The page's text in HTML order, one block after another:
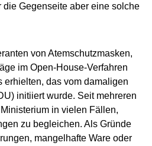
die Gegenseite aber eine solche
von Atemschutzmasken,
im Open-House-Verfahren
erhielten, das vom damaligen
initiiert wurde. Seit mehreren
in vielen Fällen,
zu begleichen. Als Gründe
mangelhafte Ware oder